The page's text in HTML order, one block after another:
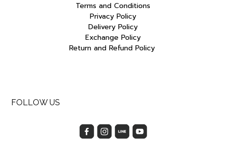
Terms and Conditions
Privacy Policy
Delivery Policy
Exchange Policy
Return and Refund Policy
FOLLOW US